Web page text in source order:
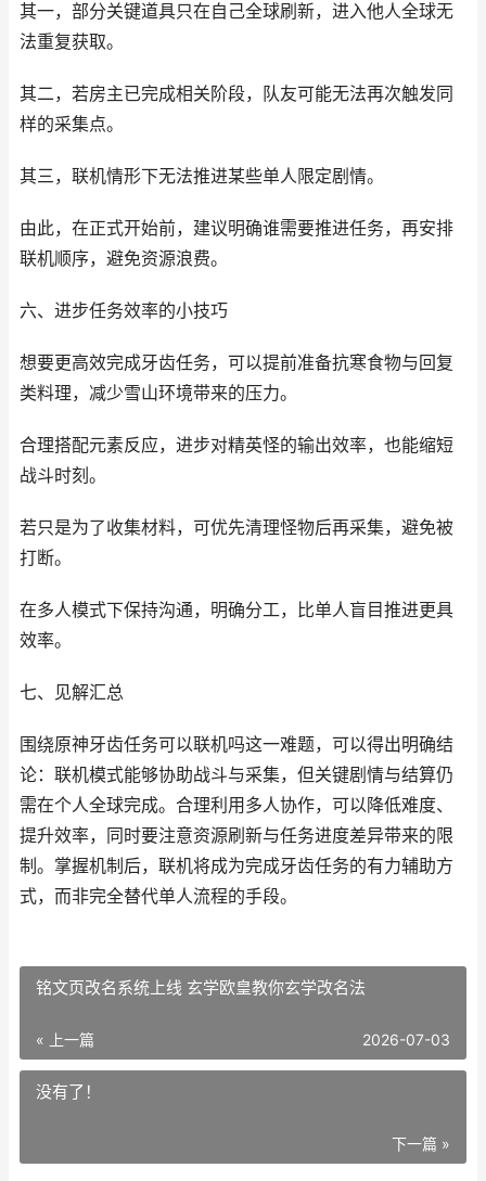
其一，部分关键道具只在自己全球刷新，进入他人全球无
法重复获取。
其二，若房主已完成相关阶段，队友可能无法再次触发同
样的采集点。
其三，联机情形下无法推进某些单人限定剧情。
由此，在正式开始前，建议明确谁需要推进任务，再安排
联机顺序，避免资源浪费。
六、进步任务效率的小技巧
想要更高效完成牙齿任务，可以提前准备抗寒食物与回复
类料理，减少雪山环境带来的压力。
合理搭配元素反应，进步对精英怪的输出效率，也能缩短
战斗时刻。
若只是为了收集材料，可优先清理怪物后再采集，避免被
打断。
在多人模式下保持沟通，明确分工，比单人盲目推进更具
效率。
七、见解汇总
围绕原神牙齿任务可以联机吗这一难题，可以得出明确结
论：联机模式能够协助战斗与采集，但关键剧情与结算仍
需在个人全球完成。合理利用多人协作，可以降低难度、
提升效率，同时要注意资源刷新与任务进度差异带来的限
制。掌握机制后，联机将成为完成牙齿任务的有力辅助方
式，而非完全替代单人流程的手段。
铭文页改名系统上线 玄学欧皇教你玄学改名法
« 上一篇 2026-07-03
没有了！
下一篇 »